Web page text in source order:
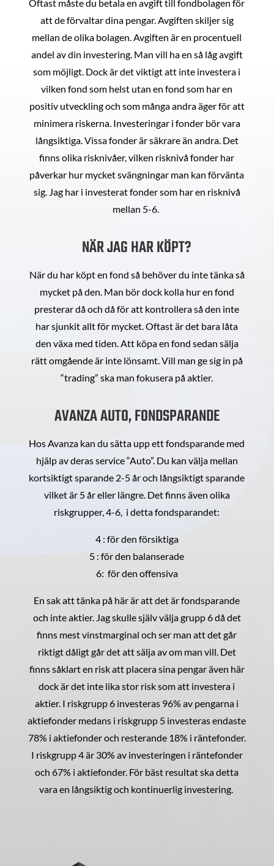
Oftast måste du betala en avgift till fondbolagen för
att de förvaltar dina pengar. Avgiften skiljer sig
mellan de olika bolagen. Avgiften är en procentuell
andel av din investering. Man vill ha en så låg avgift
som möjligt. Dock är det viktigt att inte investera i
vilken fond som helst utan en fond som har en
positiv utveckling och som många andra äger för att
minimera riskerna. Investeringar i fonder bör vara
långsiktiga. Vissa fonder är säkrare än andra. Det
finns olika risknivåer, vilken risknivå fonder har
påverkar hur mycket svängningar man kan förvänta
sig. Jag har i investerat fonder som har en risknivå
mellan 5-6.
NÄR JAG HAR KÖPT?
När du har köpt en fond så behöver du inte tänka så
mycket på den. Man bör dock kolla hur en fond
presterar då och då för att kontrollera så den inte
har sjunkit allt för mycket. Oftast är det bara låta
den växa med tiden. Att köpa en fond sedan sälja
rätt omgående är inte lönsamt. Vill man ge sig in på
“trading” ska man fokusera på aktier.
AVANZA AUTO, FONDSPARANDE
Hos Avanza kan du sätta upp ett fondsparande med
hjälp av deras service “Auto”. Du kan välja mellan
kortsiktigt sparande 2-5 år och långsiktigt sparande
vilket är 5 år eller längre. Det finns även olika
riskgrupper, 4-6, i detta fondsparandet:
4 : för den försiktiga
5 : för den balanserade
6: för den offensiva
En sak att tänka på här är att det är fondsparande
och inte aktier. Jag skulle själv välja grupp 6 då det
finns mest vinstmarginal och ser man att det går
riktigt dåligt går det att sälja av om man vill. Det
finns såklart en risk att placera sina pengar även här
dock är det inte lika stor risk som att investera i
aktier. I riskgrupp 6 investeras 96% av pengarna i
aktiefonder medans i riskgrupp 5 investeras endaste
78% i aktiefonder och resterande 18% i räntefonder.
I riskgrupp 4 är 30% av investeringen i räntefonder
och 67% i aktiefonder. För bäst resultat ska detta
vara en långsiktig och kontinuerlig investering.